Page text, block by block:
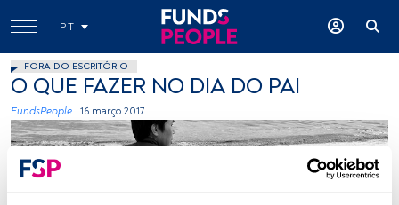
PT
FORA DO ESCRITÓRIO
O QUE FAZER NO DIA DO PAI
FundsPeople . 16 março 2017